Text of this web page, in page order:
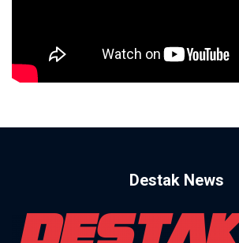
Destak News